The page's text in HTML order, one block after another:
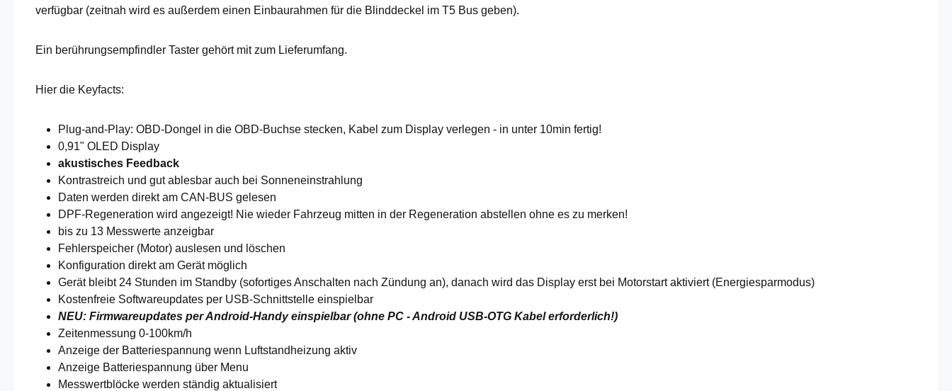
verfügbar (zeitnah wird es außerdem einen Einbaurahmen für die Blinddeckel im T5 Bus geben).
Ein berührungsempfindler Taster gehört mit zum Lieferumfang.
Hier die Keyfacts:
Plug-and-Play: OBD-Dongel in die OBD-Buchse stecken, Kabel zum Display verlegen - in unter 10min fertig!
0,91" OLED Display
akustisches Feedback
Kontrastreich und gut ablesbar auch bei Sonneneinstrahlung
Daten werden direkt am CAN-BUS gelesen
DPF-Regeneration wird angezeigt! Nie wieder Fahrzeug mitten in der Regeneration abstellen ohne es zu merken!
bis zu 13 Messwerte anzeigbar
Fehlerspeicher (Motor) auslesen und löschen
Konfiguration direkt am Gerät möglich
Gerät bleibt 24 Stunden im Standby (sofortiges Anschalten nach Zündung an), danach wird das Display erst bei Motorstart aktiviert (Energiesparmodus)
Kostenfreie Softwareupdates per USB-Schnittstelle einspielbar
NEU: Firmwareupdates per Android-Handy einspielbar (ohne PC - Android USB-OTG Kabel erforderlich!)
Zeitenmessung 0-100km/h
Anzeige der Batteriespannung wenn Luftstandheizung aktiv
Anzeige Batteriespannung über Menu
Messwertblöcke werden ständig aktualisiert